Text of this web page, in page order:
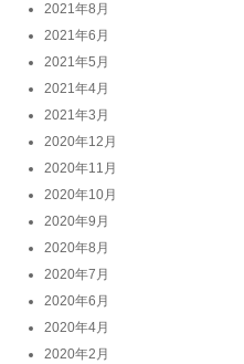
2021年8月
2021年6月
2021年5月
2021年4月
2021年3月
2020年12月
2020年11月
2020年10月
2020年9月
2020年8月
2020年7月
2020年6月
2020年4月
2020年2月